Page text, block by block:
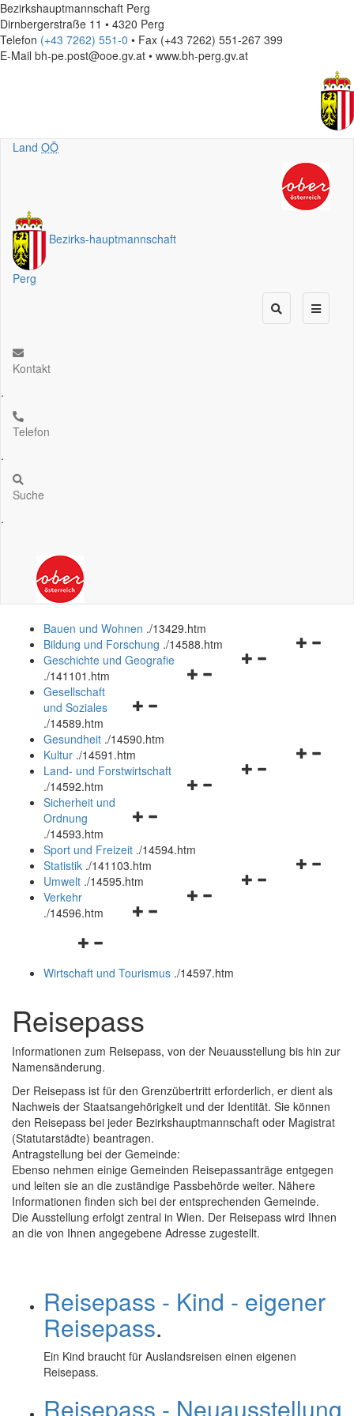
Bezirkshauptmannschaft Perg
Dirnbergerstraße 11 • 4320 Perg
Telefon (+43 7262) 551-0 • Fax (+43 7262) 551-267 399
E-Mail bh-pe.post@ooe.gv.at • www.bh-perg.gv.at
Land OÖ
Bezirks-hauptmannschaft
Perg
Kontakt
.
Telefon
.
Suche
.
Bauen und Wohnen ./13429.htm
Navigationsmenü
Bildung und Forschung ./14588.htm
Navigationsmenü
Geschichte und Geografie
./141101.htm
Navigationsmenü
und
schließen
Gesellschaft
und Soziales
./14589.htm
Gesundheit ./14590.htm
Navigationsmenü
Kultur ./14591.htm
Navigationsmenü
Land- und Forstwirtschaft
./14592.htm
Navigationsmenü
und
schließen
Sicherheit und
Ordnung
./14593.htm
Sport und Freizeit ./14594.htm
Navigationsmenü
Statistik ./141103.htm
Navigationsmenü
Umwelt ./14595.htm
Navigationsmenü
Verkehr
./14596.htm
Navigationsmenü
und
Wirtschaft und Tourismus ./14597.htm
Reisepass
Informationen zum Reisepass, von der Neuausstellung bis hin zur
Namensänderung.
Der Reisepass ist für den Grenzübertritt erforderlich, er dient als
Nachweis der Staatsangehörigkeit und der Identität. Sie können
den Reisepass bei jeder Bezirkshauptmannschaft oder Magistrat
(Statutarstädte) beantragen.
Antragstellung bei der Gemeinde:
Ebenso nehmen einige Gemeinden Reisepassanträge entgegen
und leiten sie an die zuständige Passbehörde weiter. Nähere
Informationen finden sich bei der entsprechenden Gemeinde.
Die Ausstellung erfolgt zentral in Wien. Der Reisepass wird Ihnen
an die von Ihnen angegebene Adresse zugestellt.
Reisepass - Kind - eigener
Reisepass.
Ein Kind braucht für Auslandsreisen einen eigenen
Reisepass.
Reisepass - Neuausstellung